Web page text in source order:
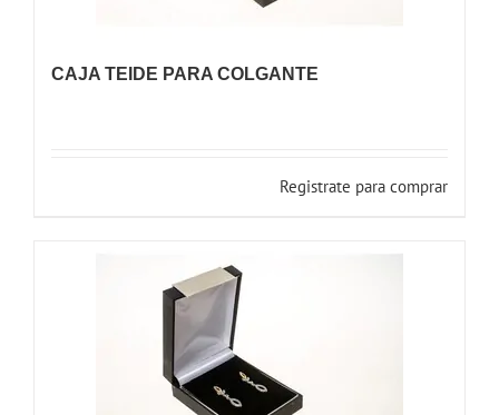
CAJA TEIDE PARA COLGANTE
Registrate para comprar